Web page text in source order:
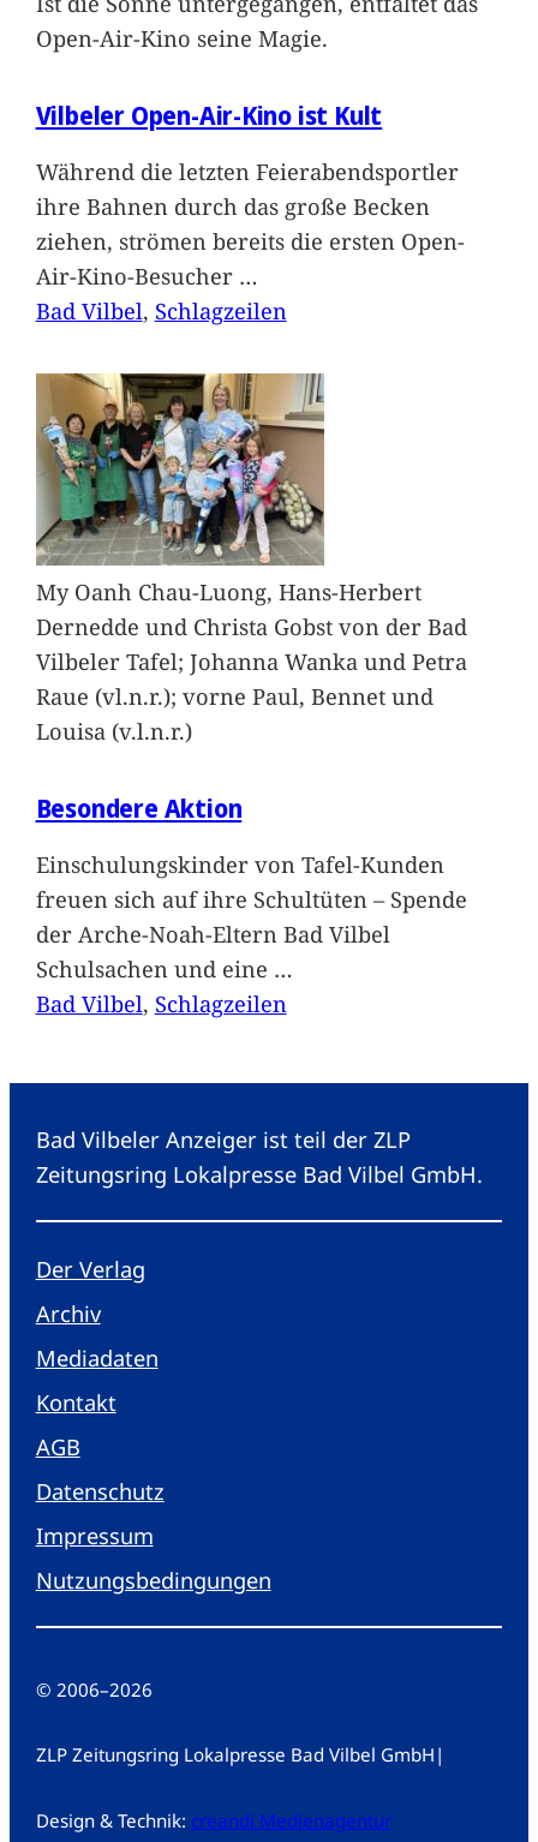
Open-Air-Kino seine Magie.
Vilbeler Open-Air-Kino ist Kult
Während die letzten Feierabendsportler
ihre Bahnen durch das große Becken
ziehen, strömen bereits die ersten Open-
Air-Kino-Besucher …
Bad Vilbel, Schlagzeilen
My Oanh Chau-Luong, Hans-Herbert
Dernedde und Christa Gobst von der Bad
Vilbeler Tafel; Johanna Wanka und Petra
Raue (vl.n.r.); vorne Paul, Bennet und
Louisa (v.l.n.r.)
Besondere Aktion
Einschulungskinder von Tafel-Kunden
freuen sich auf ihre Schultüten – Spende
der Arche-Noah-Eltern Bad Vilbel
Schulsachen und eine …
Bad Vilbel, Schlagzeilen
Bad Vilbeler Anzeiger ist teil der ZLP
Zeitungsring Lokalpresse Bad Vilbel GmbH.
Der Verlag
Archiv
Mediadaten
Kontakt
AGB
Datenschutz
Impressum
Nutzungsbedingungen
© 2006–2026
ZLP Zeitungsring Lokalpresse Bad Vilbel GmbH |
Design & Technik: creandi Medienagentur